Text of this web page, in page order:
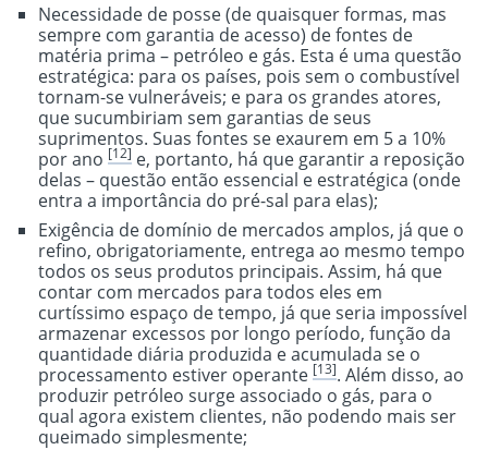
Necessidade de posse (de quaisquer formas, mas
sempre com garantia de acesso) de fontes de
matéria prima – petróleo e gás. Esta é uma questão
estratégica: para os países, pois sem o combustível
tornam-se vulneráveis; e para os grandes atores,
que sucumbiriam sem garantias de seus
suprimentos. Suas fontes se exaurem em 5 a 10%
por ano [12] e, portanto, há que garantir a reposição
delas – questão então essencial e estratégica (onde
entra a importância do pré-sal para elas);
Exigência de domínio de mercados amplos, já que o
refino, obrigatoriamente, entrega ao mesmo tempo
todos os seus produtos principais. Assim, há que
contar com mercados para todos eles em
curtíssimo espaço de tempo, já que seria impossível
armazenar excessos por longo período, função da
quantidade diária produzida e acumulada se o
processamento estiver operante [13]. Além disso, ao
produzir petróleo surge associado o gás, para o
qual agora existem clientes, não podendo mais ser
queimado simplesmente;